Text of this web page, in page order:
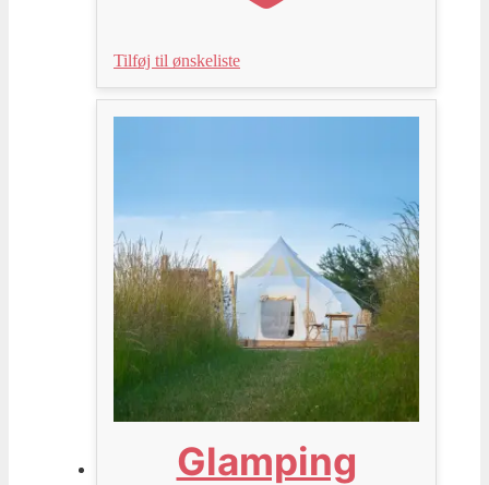
Tilføj til ønskeliste
Glamping